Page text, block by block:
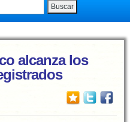
Buscar
alcanza los